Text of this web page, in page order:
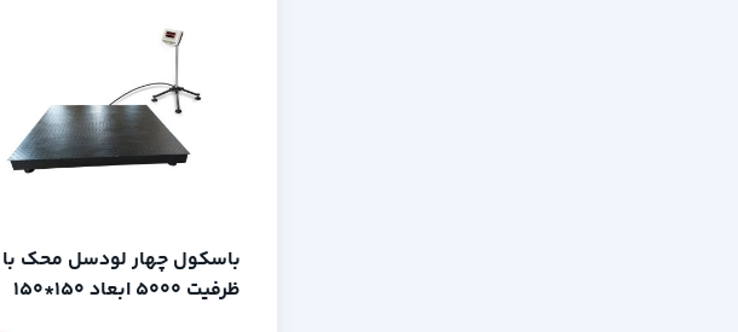
باسکول چهار لودسل محک با
ظرفیت 5000 ابعاد 150*150